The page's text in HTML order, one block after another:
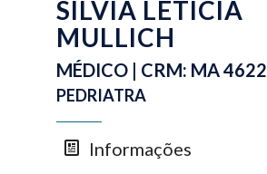
SILVIA LETICIA
MULLICH
MÉDICO | CRM: MA 4622
PEDRIATRA
Informações